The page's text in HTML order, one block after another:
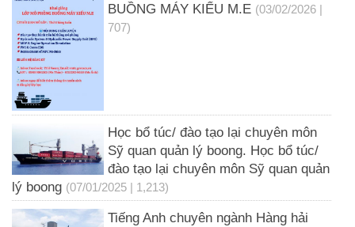
BUỒNG MÁY KIỂU M.E (03/02/2026 |
707)
Học bổ túc/ đào tạo lại chuyên môn
Sỹ quan quản lý boong. Học bổ túc/
đào tạo lại chuyên môn Sỹ quan quản
lý boong (07/01/2025 | 1,213)
Tiếng Anh chuyên ngành Hàng hải